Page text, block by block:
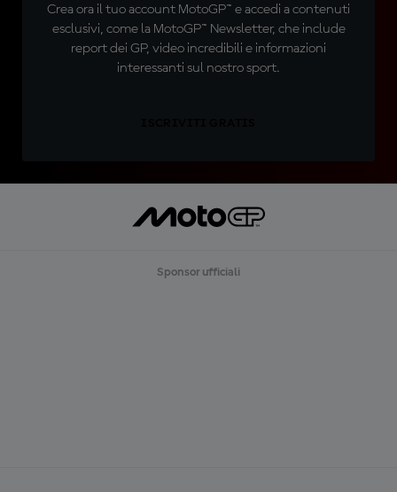
Crea ora il tuo account MotoGP™ e accedi a contenuti
esclusivi, come la MotoGP™ Newsletter, che include
report dei GP, video incredibili e informazioni
interessanti sul nostro sport.
Sponsor ufficiali